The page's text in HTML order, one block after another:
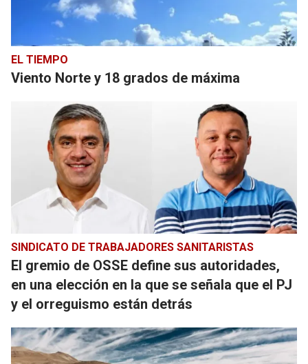
EL TIEMPO
Viento Norte y 18 grados de máxima
SINDICATO DE TRABAJADORES SANITARISTAS
El gremio de OSSE define sus autoridades,
en una elección en la que se señala que el PJ
y el orreguismo están detrás